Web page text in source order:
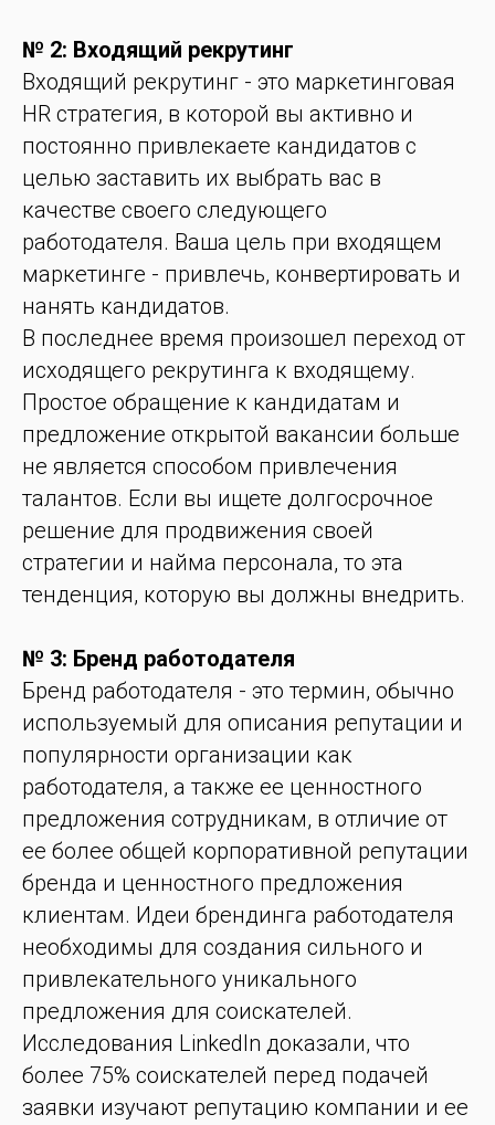
№ 2: Входящий рекрутинг
Входящий рекрутинг - это маркетинговая
HR стратегия, в которой вы активно и
постоянно привлекаете кандидатов с
целью заставить их выбрать вас в
качестве своего следующего
работодателя. Ваша цель при входящем
маркетинге - привлечь, конвертировать и
нанять кандидатов.
В последнее время произошел переход от
исходящего рекрутинга к входящему.
Простое обращение к кандидатам и
предложение открытой вакансии больше
не является способом привлечения
талантов. Если вы ищете долгосрочное
решение для продвижения своей
стратегии и найма персонала, то эта
тенденция, которую вы должны внедрить.
№ 3: Бренд работодателя
Бренд работодателя - это термин, обычно
используемый для описания репутации и
популярности организации как
работодателя, а также ее ценностного
предложения сотрудникам, в отличие от
ее более общей корпоративной репутации
бренда и ценностного предложения
клиентам. Идеи брендинга работодателя
необходимы для создания сильного и
привлекательного уникального
предложения для соискателей.
Исследования LinkedIn доказали, что
более 75% соискателей перед подачей
заявки изучают репутацию компании и ее